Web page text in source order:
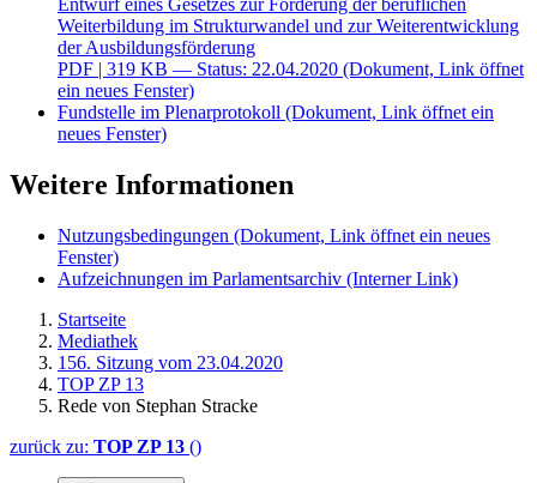
Entwurf eines Gesetzes zur Förderung der beruflichen
Weiterbildung im Strukturwandel und zur Weiterentwicklung
der Ausbildungsförderung
PDF | 319 KB — Status: 22.04.2020 (Dokument, Link öffnet
ein neues Fenster)
Fundstelle im Plenarprotokoll (Dokument, Link öffnet ein
neues Fenster)
Weitere Informationen
Nutzungsbedingungen (Dokument, Link öffnet ein neues
Fenster)
Aufzeichnungen im Parlamentsarchiv (Interner Link)
Startseite
Mediathek
156. Sitzung vom 23.04.2020
TOP ZP 13
Rede von Stephan Stracke
zurück zu: TOP ZP 13 ()